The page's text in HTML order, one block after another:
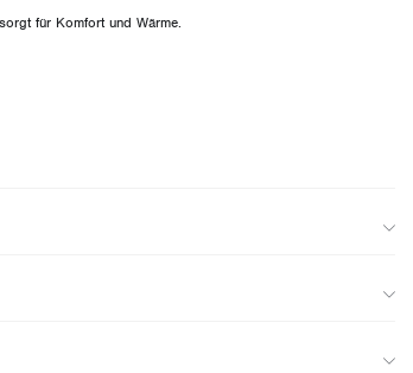
für Komfort und Wärme.